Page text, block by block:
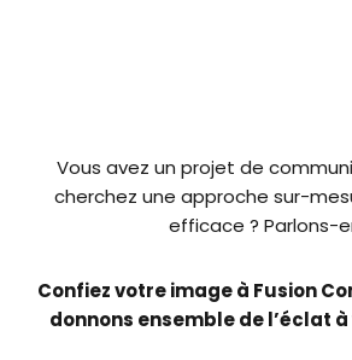
Vous avez un projet de
cherchez une approche sur-
efficace ? Parlons-
Confiez votre image à Fusion
donnons ensemble de l’éclat